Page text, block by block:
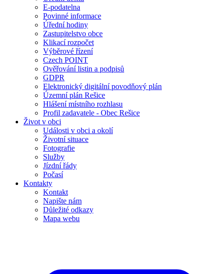
E-podatelna
Povinné informace
Úřední hodiny
Zastupitelstvo obce
Klikací rozpočet
Výběrové řízení
Czech POINT
Ověřování listin a podpisů
GDPR
Elektronický digitální povodňový plán
Územní plán Rešice
Hlášení místního rozhlasu
Profil zadavatele - Obec Rešice
Život v obci
Události v obci a okolí
Životní situace
Fotografie
Služby
Jízdní řády
Počasí
Kontakty
Kontakt
Napište nám
Důležité odkazy
Mapa webu